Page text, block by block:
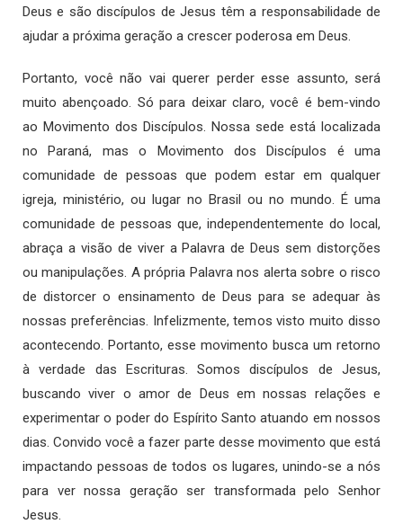
Deus e são discípulos de Jesus têm a responsabilidade de
ajudar a próxima geração a crescer poderosa em Deus.
Portanto, você não vai querer perder esse assunto, será
muito abençoado. Só para deixar claro, você é bem-vindo
ao Movimento dos Discípulos. Nossa sede está localizada
no Paraná, mas o Movimento dos Discípulos é uma
comunidade de pessoas que podem estar em qualquer
igreja, ministério, ou lugar no Brasil ou no mundo. É uma
comunidade de pessoas que, independentemente do local,
abraça a visão de viver a Palavra de Deus sem distorções
ou manipulações. A própria Palavra nos alerta sobre o risco
de distorcer o ensinamento de Deus para se adequar às
nossas preferências. Infelizmente, temos visto muito disso
acontecendo. Portanto, esse movimento busca um retorno
à verdade das Escrituras. Somos discípulos de Jesus,
buscando viver o amor de Deus em nossas relações e
experimentar o poder do Espírito Santo atuando em nossos
dias. Convido você a fazer parte desse movimento que está
impactando pessoas de todos os lugares, unindo-se a nós
para ver nossa geração ser transformada pelo Senhor
Jesus.